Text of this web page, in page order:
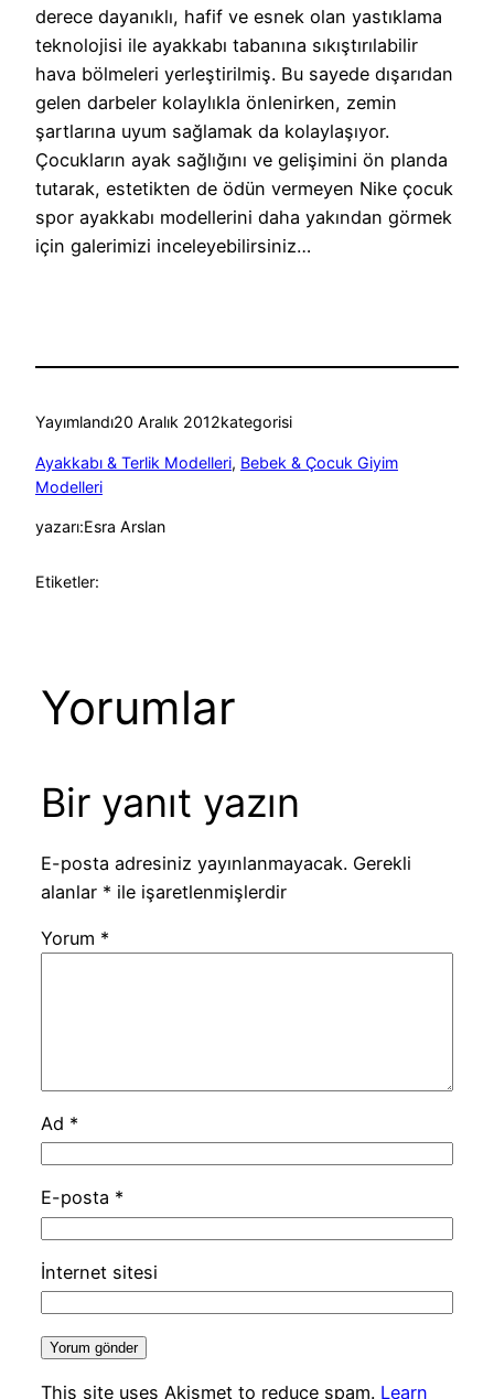
derece dayanıklı, hafif ve esnek olan yastıklama
teknolojisi ile ayakkabı tabanına sıkıştırılabilir
hava bölmeleri yerleştirilmiş. Bu sayede dışarıdan
gelen darbeler kolaylıkla önlenirken, zemin
şartlarına uyum sağlamak da kolaylaşıyor.
Çocukların ayak sağlığını ve gelişimini ön planda
tutarak, estetikten de ödün vermeyen Nike çocuk
spor ayakkabı modellerini daha yakından görmek
için galerimizi inceleyebilirsiniz…
Yayımlandı20 Aralık 2012kategorisi
Ayakkabı & Terlik Modelleri, Bebek & Çocuk Giyim
Modelleri
yazarı:Esra Arslan
Etiketler:
Yorumlar
Bir yanıt yazın
E-posta adresiniz yayınlanmayacak. Gerekli
alanlar * ile işaretlenmişlerdir
Yorum *
Ad *
E-posta *
İnternet sitesi
This site uses Akismet to reduce spam. Learn